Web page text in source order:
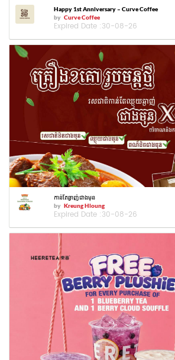
Happy 1st Anniversary – Curve Coffee
by Curve Coffee
Expired Date :30-08-26
កាន់តែឆ្ងាញ់ជាងមុន
by Kreung Hloung
Expired Date :30-08-26